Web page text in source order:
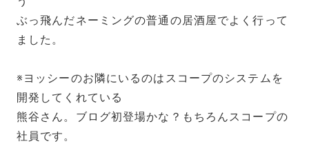
ぶっ飛んだネーミングの普通の居酒屋でよく行って
ました。
※ヨッシーのお隣にいるのはスコープのシステムを
開発してくれている
熊谷さん。ブログ初登場かな？もちろんスコープの
社員です。